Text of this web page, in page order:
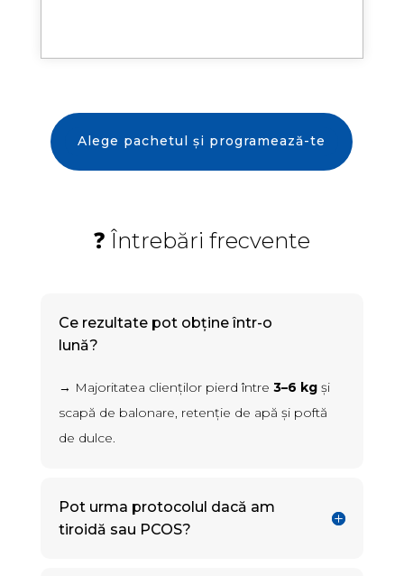
Alege pachetul și programează-te
❓ Întrebări frecvente
Ce rezultate pot obține într-o
lună?
→ Majoritatea clienților pierd între 3–6 kg și
scapă de balonare, retenție de apă și poftă
de dulce.
Pot urma protocolul dacă am
tiroidă sau PCOS?